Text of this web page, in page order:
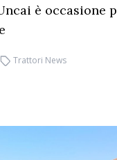
è occasione
Trattori News